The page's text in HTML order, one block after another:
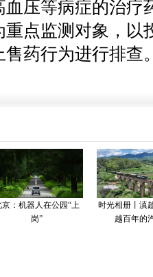
血压等病症的治疗
点监测对象，以
药行为进行排查